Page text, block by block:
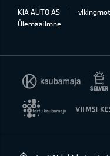
KIA AUTO AS
Ülemaailmne